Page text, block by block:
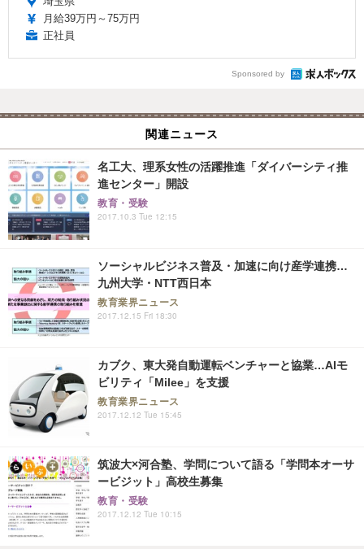
月給39万円～75万円
正社員
Sponsored by
関連ニュース
名工大、理系女性の活躍推進「ダイバーシティ推
進センター」開設
教育・受験
2017.10.3 Tue 12:15
ソーシャルビジネス普及・加速に向け産学連携…
九州大学・NTT西日本
教育業界ニュース
2017.12.15 Fri 18:30
カブク、東大発自動運転ベンチャーと協業…AIモ
ビリティ「Milee」を支援
教育業界ニュース
2017.12.12 Tue 15:45
筑波大×河合塾、学問について語る「学問本オーサ
ービジット」高校生募集
教育・受験
2017.12.12 Tue 10:15